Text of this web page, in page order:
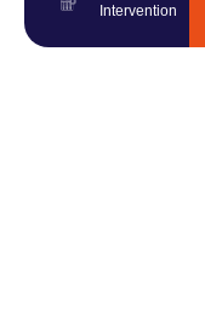
Intervention